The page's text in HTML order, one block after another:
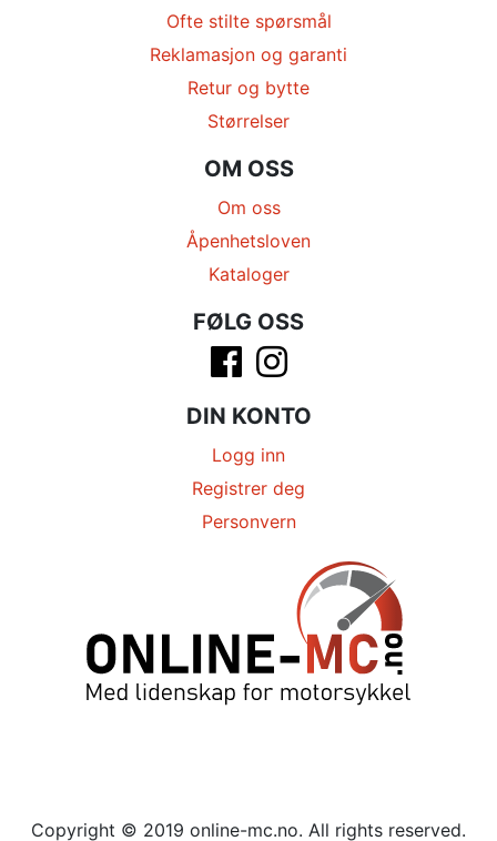
Ofte stilte spørsmål
Reklamasjon og garanti
Retur og bytte
Størrelser
OM OSS
Om oss
Åpenhetsloven
Kataloger
FØLG OSS
DIN KONTO
Logg inn
Registrer deg
Personvern
Copyright © 2019 online-mc.no. All rights reserved.